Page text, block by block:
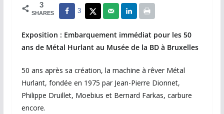
3
SHARES 3
Exposition : Embarquement immédiat pour les 50
ans de Métal Hurlant au Musée de la BD à Bruxelles
50 ans après sa création, la machine à rêver Métal
Hurlant, fondée en 1975 par Jean-Pierre Dionnet,
Philippe Druillet, Moebius et Bernard Farkas, carbure
encore.